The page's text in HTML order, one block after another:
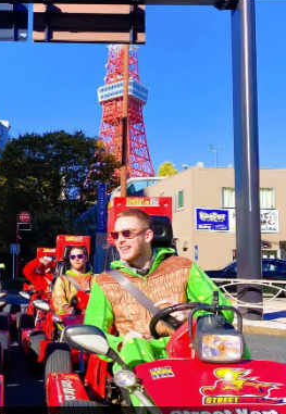
START
Buchung
wechseln
Tokio Akihabara#1
Tokio Shibuya
Tokio Bucht
Osaka